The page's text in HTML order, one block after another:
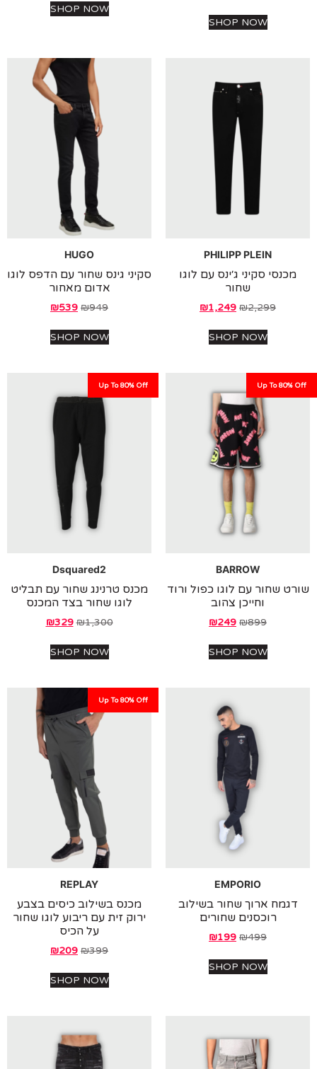
SHOP NOW
SHOP NOW
PHILIPP PLEIN
סקיני ג׳ינס עם לוגו
₪2,299
₪1,249
SHOP NOW
HUGO
סקיני גינס שחור עם הדפס לוגו
אדום מאחור
₪
₪539
SHOP NOW
Up To
BARROW
שחור עם לוגו כפול ורוד
וחייכן צהוב
₪
₪249
SHOP NOW
Up To 80% Off
Dsquared2
מכנס טרנינג שחור עם תבליט
לוגו שחור בצד המכנס
₪1,300
₪329
SHOP NOW
EMPORIO
ארוך שחור בשילוב
רוכסנים שחורים
₪
₪199
SHOP NOW
Up To 80% Off
REPLAY
מכנס בשילוב כיסים בצבע
ירוק זית עם ריבוע לוגו שחור
על הכיס
₪
₪209
SHOP NOW